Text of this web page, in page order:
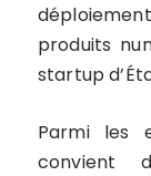
produits
startup
Parmi les
convient